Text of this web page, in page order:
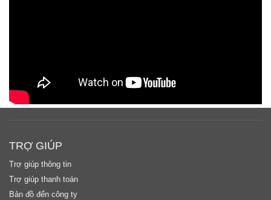
TRỢ GIÚP
Trợ giúp thông tin
Trợ giúp thanh toán
Bản đồ đến công ty